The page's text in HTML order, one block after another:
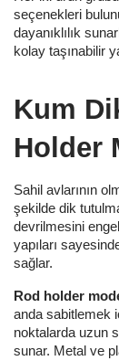
seçenekleri
dayanıklılık
kolay taşınabilir
Kum
Holder
Sahil avlarının
şekilde dik
devrilmesini
yapıları
sağlar.
Rod holder
anda sabitlemek
noktalarda uzun
sunar. Metal ve